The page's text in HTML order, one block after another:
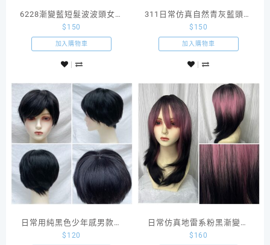
6228漸變藍短髮波波頭女裝
假髮
$ 150
加入購物車
311日常仿真自然青灰藍頭頂
染黑及肩短髮
$ 150
加入購物車
日常用純黑色少年感男款短
髮
$ 120
日常仿真地雷系粉黑漸變中
長款假髮
$ 160